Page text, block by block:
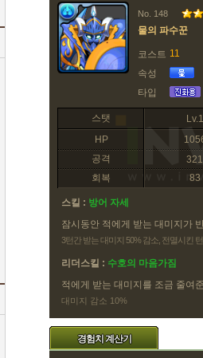
No. 148
물의 파수꾼
코스트 11
속성
타입
스탯
Lv.1
HP
공격
321
회복
83
스킬 : 방어 자세
잠시동안 적에게 받는 대미지가
3턴간 받는 대미지 50% 감소, 전멸시킨
리더스킬 : 수호의 마음가짐
적에게 받는 대미지를 조금 줄여
대미지 감소 10%
경험치 계산기